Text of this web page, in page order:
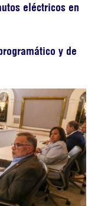
eléctricos en
y de